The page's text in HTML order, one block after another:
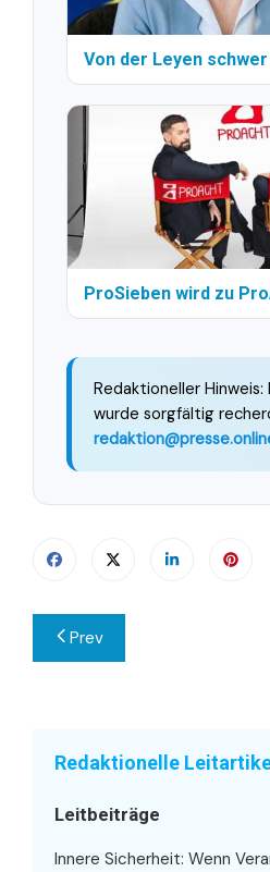
Von der Leyen
ProSieben wird zu
Redaktioneller Hinweis:
wurde sorgfältig
Prev
Redaktionelle
Leitbeiträge
Innere Sicherheit: Wenn